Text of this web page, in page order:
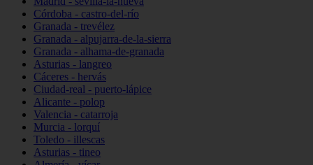
Córdoba - castro-del-río
Granada - trevélez
Granada - alpujarra-de-la-sierra
Granada - alhama-de-granada
Asturias - langreo
Cáceres - hervás
Ciudad-real - puerto-lápice
Alicante - polop
Valencia - catarroja
Murcia - lorquí
Toledo - illescas
Asturias - tineo